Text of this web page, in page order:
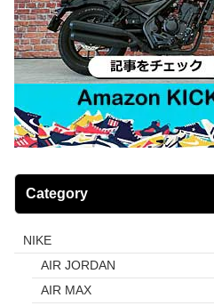
Category
NIKE
AIR JORDAN
AIR MAX